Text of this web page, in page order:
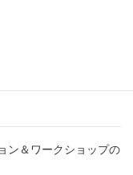
ン＆ワークショップの